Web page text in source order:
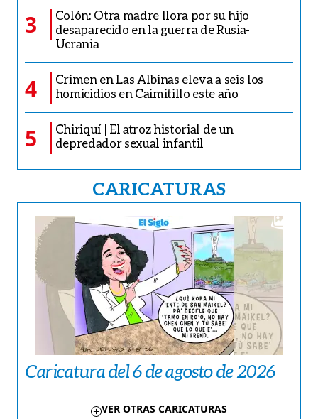
3
Colón: Otra madre llora por su hijo
desaparecido en la guerra de Rusia-
Ucrania
4
Crimen en Las Albinas eleva a seis los
homicidios en Caimitillo este año
5
Chiriquí | El atroz historial de un
depredador sexual infantil
CARICATURAS
Caricatura del 6 de agosto de 2026
VER OTRAS CARICATURAS